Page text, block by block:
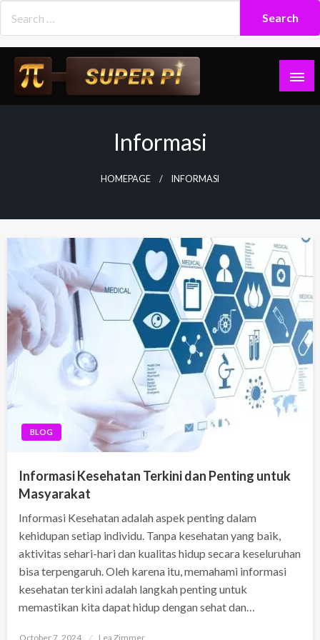
content
Informasi
HOMEPAGE INFORMASI
BLOG
Informasi Kesehatan Terkini dan Penting untuk
Masyarakat
Informasi Kesehatan adalah aspek penting dalam
kehidupan setiap individu. Tanpa kesehatan yang baik,
aktivitas sehari-hari dan kualitas hidup secara keseluruhan
bisa terpengaruh. Oleh karena itu, memahami informasi
kesehatan terkini adalah langkah penting untuk
memastikan kita dapat hidup dengan sehat dan…
Posted
October 7, 2024 Lea Zimmer